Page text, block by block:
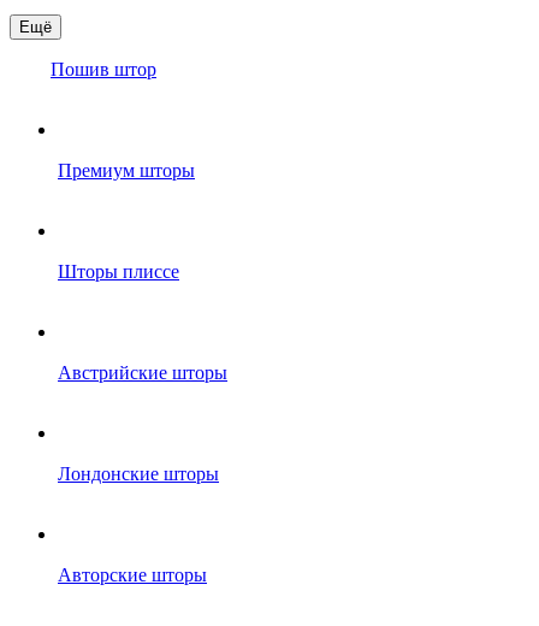
Ещё
Пошив штор
Премиум шторы
Шторы плиссе
Австрийские шторы
Лондонские шторы
Авторские шторы